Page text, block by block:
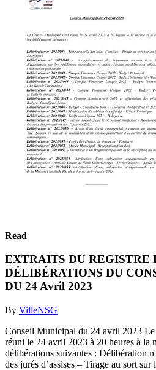
Read
EXTRAITS DU REGISTRE
DÉLIBÉRATIONS DU
DU 24 Avril 2023
By VilleNSG
Conseil Municipal du 24 avril 2023
réuni le 24 avril 2023 à 20 heures à la
délibérations suivantes : Délibération
des jurés d’assises – Tirage au sort sur